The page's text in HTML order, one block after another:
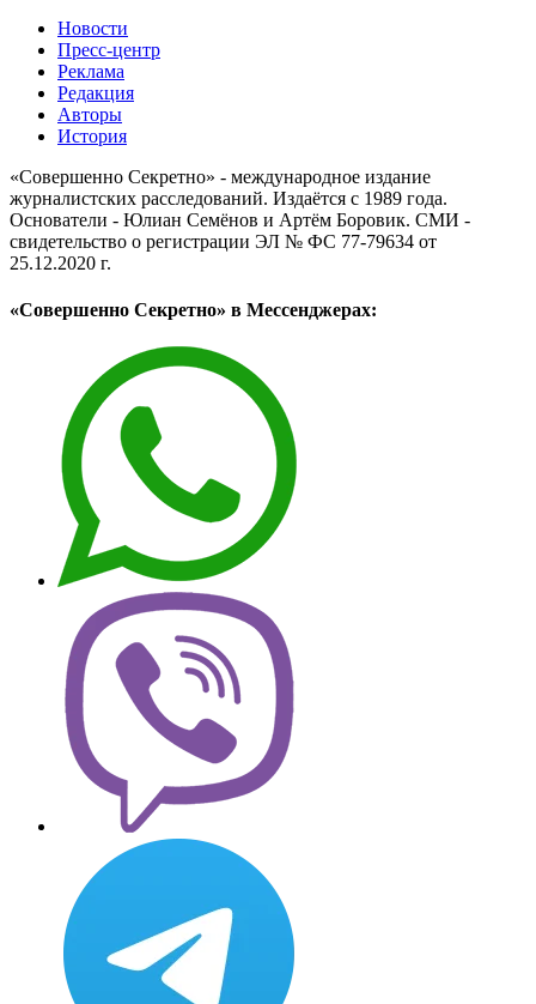
Новости
Пресс-центр
Реклама
Редакция
Авторы
История
«Совершенно Секретно» - международное издание
журналистских расследований. Издаётся с 1989 года.
Основатели - Юлиан Семёнов и Артём Боровик. CМИ -
свидетельство о регистрации ЭЛ № ФС 77-79634 от
25.12.2020 г.
«Совершенно Секретно» в Мессенджерах: